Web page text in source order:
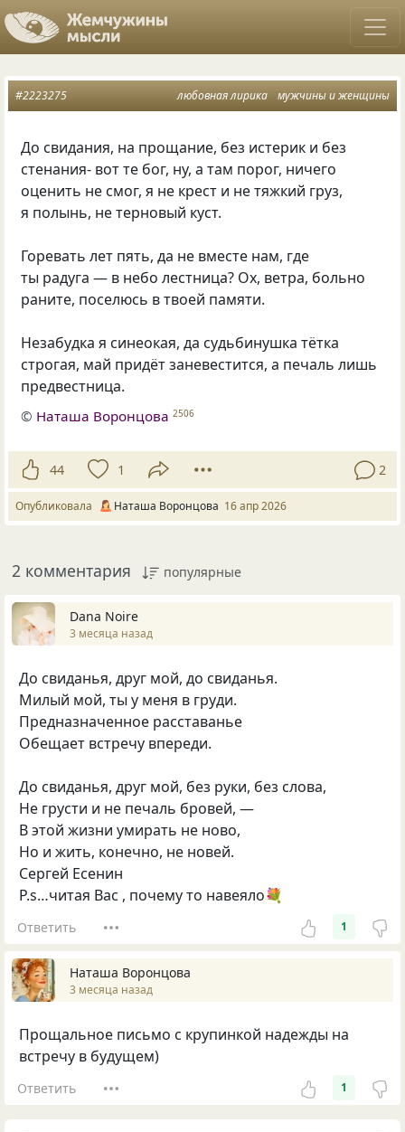
любовная лирика мужчины и женщины
#2223275
До свидания, на прощание, без истерик и без
стенания- вот те бог, ну, а там порог, ничего
оценить не смог, я не крест и не тяжкий груз,
я полынь, не терновый куст.
Горевать лет пять, да не вместе нам, где
ты радуга — в небо лестница? Ох, ветра, больно
раните, поселюсь в твоей памяти.
Незабудка я синеокая, да судьбинушка тётка
строгая, май придёт заневестится, а печаль лишь
предвестница.
© Наташа Воронцова 2506
44 1 2
Опубликовала Наташа Воронцова 16 апр 2026
2 комментария популярные
Dana Noire
3 месяца назад
До свиданья, друг мой, до свиданья.
Милый мой, ты у меня в груди.
Предназначенное расставанье
Обещает встречу впереди.
До свиданья, друг мой, без руки, без слова,
Не грусти и не печаль бровей, —
В этой жизни умирать не ново,
Но и жить, конечно, не новей.
Сергей Есенин
P.s…читая Вас , почему то навеяло💐
Ответить 1
Наташа Воронцова
3 месяца назад
Прощальное письмо с крупинкой надежды на
встречу в будущем)
Ответить 1